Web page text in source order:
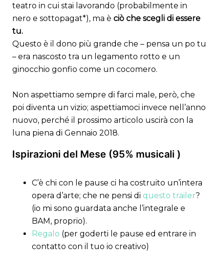
teatro in cui stai lavorando (probabilmente in
nero e sottopagat*), ma è ciò che scegli di essere
tu.
Questo è il dono più grande che – pensa un po tu
– era nascosto tra un legamento rotto e un
ginocchio gonfio come un cocomero.
Non aspettiamo sempre di farci male, però, che
poi diventa un vizio; aspettiamoci invece nell’anno
nuovo, perché il prossimo articolo uscirà con la
luna piena di Gennaio 2018.
Ispirazioni del Mese (95% musicali )
C’è chi con le pause ci ha costruito un’intera
opera d’arte; che ne pensi di questo trailer?
(io mi sono guardata anche l’integrale e
BAM, proprio).
Regalo (per goderti le pause ed entrare in
contatto con il tuo io creativo)